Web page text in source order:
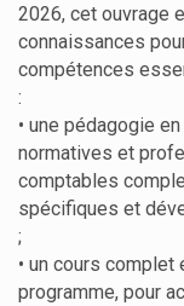
2026, cet ouvrage
connaissances
compétences
:
• une pédagogie
normatives et
comptables
spécifiques et
;
• un cours
programme, pour